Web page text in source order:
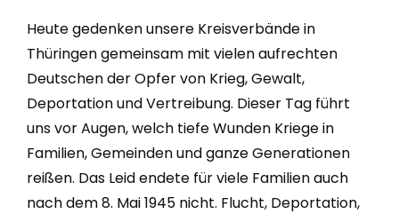
Heute gedenken unsere Kreisverbände in
Thüringen gemeinsam mit vielen aufrechten
Deutschen der Opfer von Krieg, Gewalt,
Deportation und Vertreibung. Dieser Tag führt
uns vor Augen, welch tiefe Wunden Kriege in
Familien, Gemeinden und ganze Generationen
reißen. Das Leid endete für viele Familien auch
nach dem 8. Mai 1945 nicht. Flucht, Deportation,